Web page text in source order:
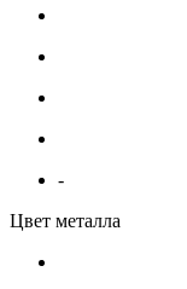
-
Цвет металла